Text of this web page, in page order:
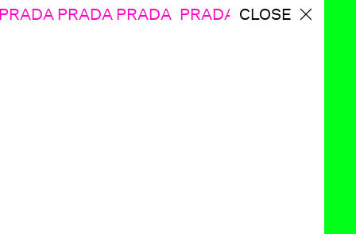
CLOSE
PRADA PRADA PRADA PRADA PRADA